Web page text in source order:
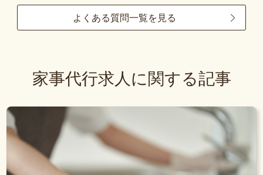
よくある質問一覧を見る
家事代行求人に関する記事